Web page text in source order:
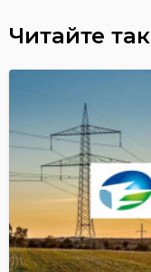
Читайте